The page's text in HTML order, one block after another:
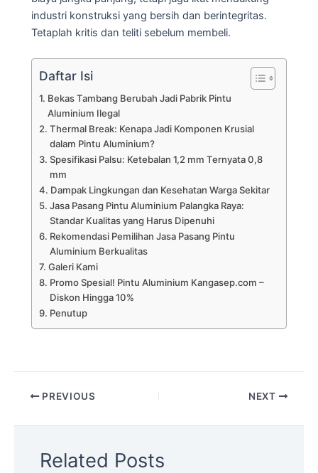
industri konstruksi yang bersih dan berintegritas.
Tetaplah kritis dan teliti sebelum membeli.
Daftar Isi
Bekas Tambang Berubah Jadi Pabrik Pintu
Aluminium Ilegal
Thermal Break: Kenapa Jadi Komponen Krusial
dalam Pintu Aluminium?
Spesifikasi Palsu: Ketebalan 1,2 mm Ternyata 0,8
mm
Dampak Lingkungan dan Kesehatan Warga Sekitar
Jasa Pasang Pintu Aluminium Palangka Raya:
Standar Kualitas yang Harus Dipenuhi
Rekomendasi Pemilihan Jasa Pasang Pintu
Aluminium Berkualitas
Galeri Kami
Promo Spesial! Pintu Aluminium Kangasep.com –
Diskon Hingga 10%
Penutup
PREVIOUS NEXT
Related Posts